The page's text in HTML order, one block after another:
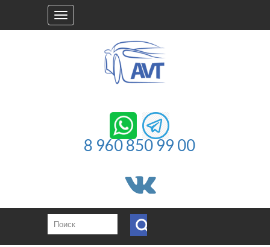
Toggle
navigation
8 960 850 99 00